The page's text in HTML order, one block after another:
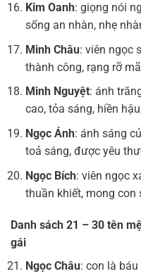
Kim Oanh: giọng nói
sống an nhàn, nhẹ
Minh Châu: viên ngọc
thành công, rạng rỡ
Minh Nguyệt: ánh
cao, tỏa sáng, hiền
Ngọc Ánh: ánh sáng
toả sáng, được yêu
Ngọc Bích: viên ngọc
thuần khiết, mong con
Danh sách 21 – 30 tên
gái
Ngọc Châu: con là